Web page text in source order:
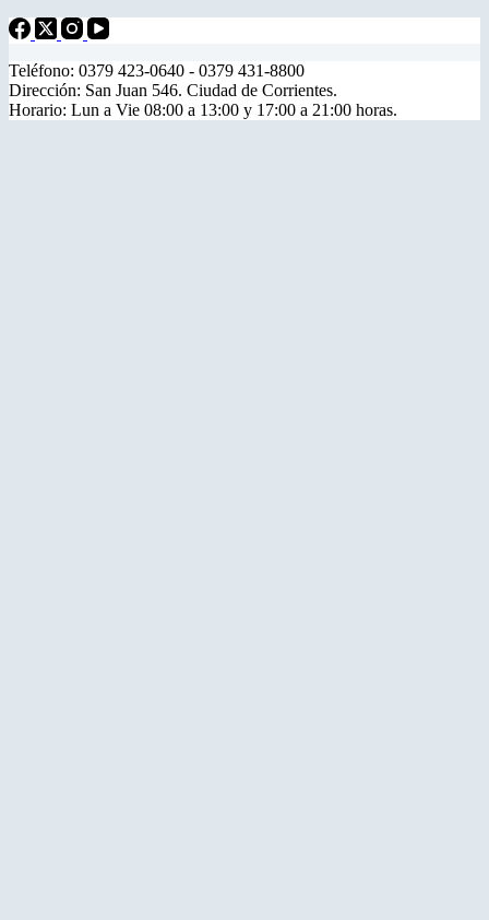
Teléfono: 0379 423-0640 - 0379 431-8800
Dirección: San Juan 546. Ciudad de Corrientes.
Horario: Lun a Vie 08:00 a 13:00 y 17:00 a 21:00 horas.